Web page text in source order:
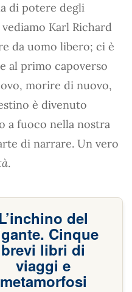
di potere degli
Karl Richard
da uomo libero; ci è
al primo capoverso
morire di nuovo,
è divenuto
a fuoco nella nostra
di narrare. Un vero
.
L’inchino del
Cinque
brevi libri di
viaggi e
metamorfosi